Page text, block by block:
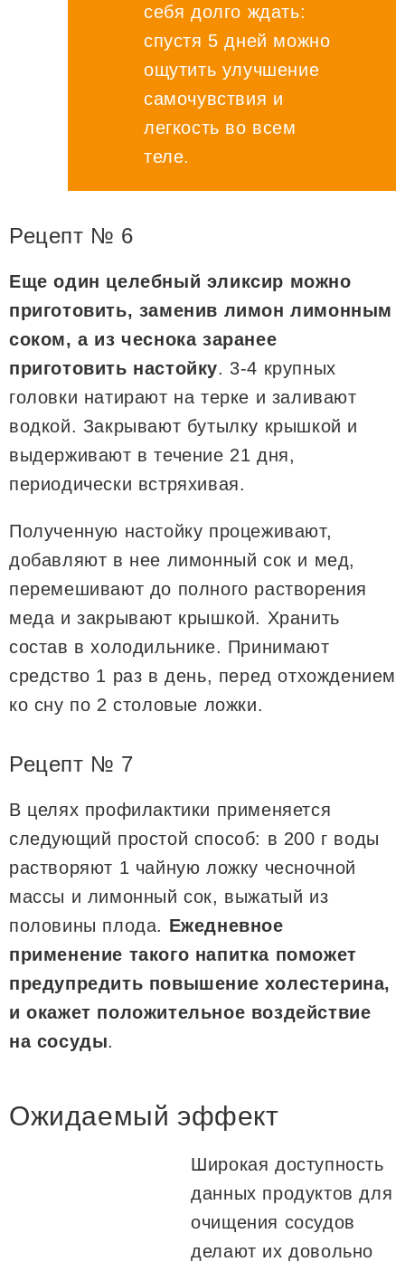
себя долго ждать:
спустя 5 дней можно
ощутить улучшение
самочувствия и
легкость во всем
теле.
Рецепт № 6
Еще один целебный эликсир можно
приготовить, заменив лимон лимонным
соком, а из чеснока заранее
приготовить настойку. 3-4 крупных
головки натирают на терке и заливают
водкой. Закрывают бутылку крышкой и
выдерживают в течение 21 дня,
периодически встряхивая.
Полученную настойку процеживают,
добавляют в нее лимонный сок и мед,
перемешивают до полного растворения
меда и закрывают крышкой. Хранить
состав в холодильнике. Принимают
средство 1 раз в день, перед отхождением
ко сну по 2 столовые ложки.
Рецепт № 7
В целях профилактики применяется
следующий простой способ: в 200 г воды
растворяют 1 чайную ложку чесночной
массы и лимонный сок, выжатый из
половины плода. Ежедневное
применение такого напитка поможет
предупредить повышение холестерина,
и окажет положительное воздействие
на сосуды.
Ожидаемый эффект
Широкая доступность
данных продуктов для
очищения сосудов
делают их довольно